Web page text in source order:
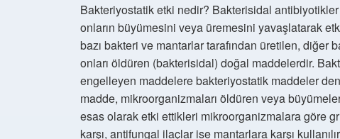
Bakteriyostatik etki nedir? Bakterisidal
onların büyümesini veya üremesini yavaşlatarak
bazı bakteri ve mantarlar tarafından üretilen,
onları öldüren (bakterisidal) doğal maddelerdir.
engelleyen maddelere bakteriyostatik maddeler
madde, mikroorganizmaları öldüren veya
esas olarak etki ettikleri mikroorganizmalara göre
karşı, antifungal ilaçlar ise mantarlara karşı